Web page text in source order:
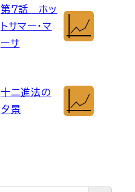
第７話 ホッ
トサマー・マ
ーサ
十二進法の
夕景